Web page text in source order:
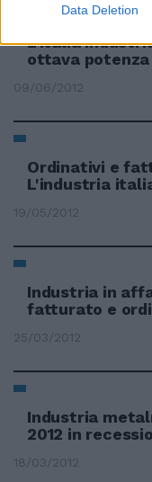
Data Deletion
L'Italia
ottava potenza
09/06/2012
Ordinativi e
L'industria
19/05/2012
Industria in
fatturato e
25/03/2012
Industria
2012 in
18/03/2012